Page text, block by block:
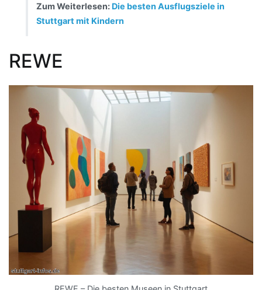
Zum Weiterlesen: Die besten Ausflugsziele in
Stuttgart mit Kindern
REWE